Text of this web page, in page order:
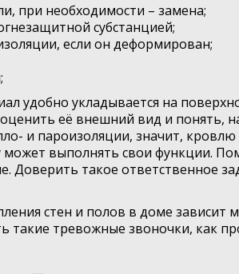
при необходимости – замена;
субстанцией;
если он деформирован;
удобно укладывается на
её внешний вид и понять,
и пароизоляции, значит,
может выполнять свои функции.
Доверить такое ответственное
стен и полов в доме зависит
такие тревожные звоночки, как